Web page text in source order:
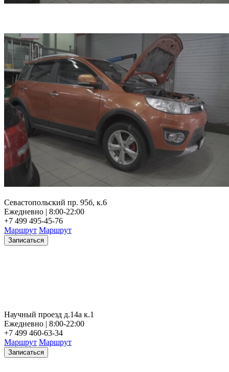
Севастопольский пр. 95б, к.6
Ежедневно | 8:00-22:00
+7 499 495-45-76
Маршрут Маршрут
Записаться
Научный проезд д.14а к.1
Ежедневно | 8:00-22:00
+7 499 460-63-34
Маршрут Маршрут
Записаться